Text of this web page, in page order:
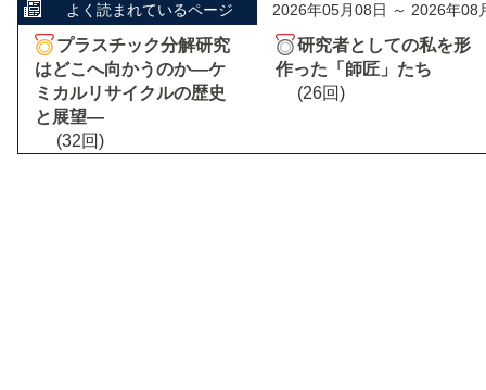
よく読まれているページ 2026年05月08日 ～ 2026年08
プラスチック分解研究
はどこへ向かうのか―ケ
ミカルリサイクルの歴史
と展望―
(32回)
研究者としての私を形
作った「師匠」たち
(26回)